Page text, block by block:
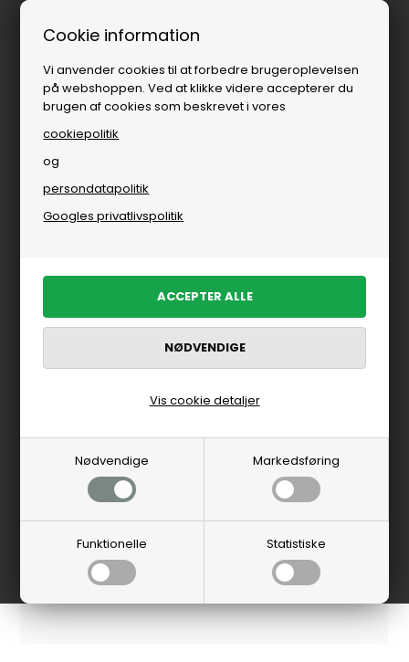
Cookie information
Vi anvender cookies til at forbedre brugeroplevelsen
på webshoppen. Ved at klikke videre accepterer du
brugen af cookies som beskrevet i vores
cookiepolitik
og
persondatapolitik
Googles privatlivspolitik
Nødvendige Markedsføring
Funktionelle Statistiske
Vis cookie detaljer